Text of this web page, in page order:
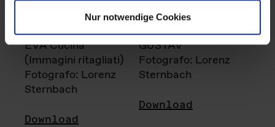
Nur notwendige Cookies
EVA Cucina
(Immagini ritagliati)
Fotografo: Lorenz
Sternbach
Download
GUSTAV
Fotografo: Lorenz
Sternbach
Download